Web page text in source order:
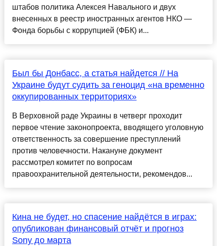
штабов политика Алексея Навального и двух
внесенных в реестр иностранных агентов НКО —
Фонда борьбы с коррупцией (ФБК) и...
Был бы Донбасс, а статья найдется // На
Украине будут судить за геноцид «на временно
оккупированных территориях»
В Верховной раде Украины в четверг проходит
первое чтение законопроекта, вводящего уголовную
ответственность за совершение преступлений
против человечности. Накануне документ
рассмотрел комитет по вопросам
правоохранительной деятельности, рекомендов...
Кина не будет, но спасение найдётся в играх:
опубликован финансовый отчёт и прогноз
Sony до марта